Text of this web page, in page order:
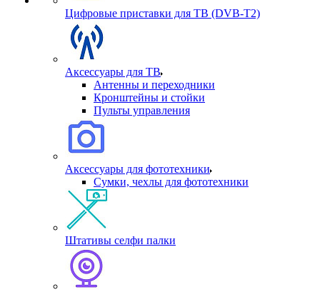
Цифровые приставки для ТВ (DVB-T2)
Аксессуары для ТВ
Антенны и переходники
Кронштейны и стойки
Пульты управления
Аксессуары для фототехники
Сумки, чехлы для фототехники
Штативы селфи палки